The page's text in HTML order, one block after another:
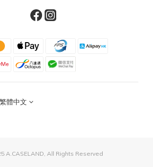
繁體中文
A.CASELAND, All Rights Reserved